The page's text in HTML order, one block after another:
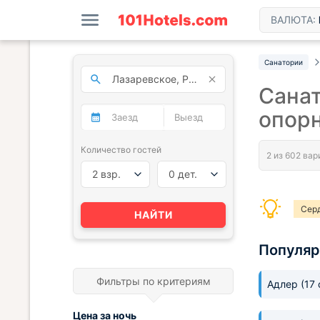
ВАЛЮТА:
Санатории
Адлер (17
Количество гостей
2 взр. 0 дет.
НАЙТИ
Фильтры по критериям
Цена заночь